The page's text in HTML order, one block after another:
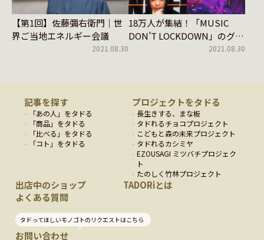
【第1回】佐藤彌右衛門｜世
界ご当地エネルギー会議
2021.08.30
18万人が集結！「MUSIC
DON’T LOCKDOWN」のグラ
2021.08.30
記事を探す
「あの人 」をタドる
「商品」をタドる
「比べる 」をタドる
「コト 」をタドる
プロジェクトをタドる
長生きする、まな板
タドれるチョコプロジェクト
こどもと森の未来プロジェクト
タドれるカシミヤ
EZOUSAGI ミツバチプロジェク
ト
たのしく竹林プロジェクト
出店中のショップ
TADORiとは
よくある質問
タドってほしいモノゴトのリクエストはこちら
お問い合わせ